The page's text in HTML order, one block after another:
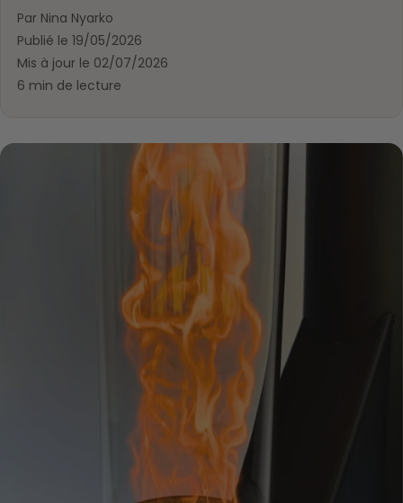
Par Nina Nyarko
Publié le 19/05/2026
Mis à jour le 02/07/2026
6 min de lecture